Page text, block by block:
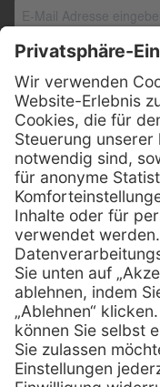
Henry
E-Mail:
Services
Vorteile
Eigenmarke